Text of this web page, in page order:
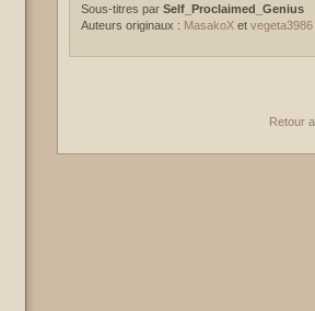
Sous-titres par Self_Proclaimed_Genius
Auteurs originaux : MasakoX et vegeta3986
Retour